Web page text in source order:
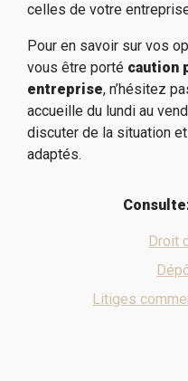
celles de votre
Pour en savoir sur vos
vous être porté caution
entreprise, n’hésitez
accueille du lundi au
discuter de la situation
adaptés.
Droit
Litiges